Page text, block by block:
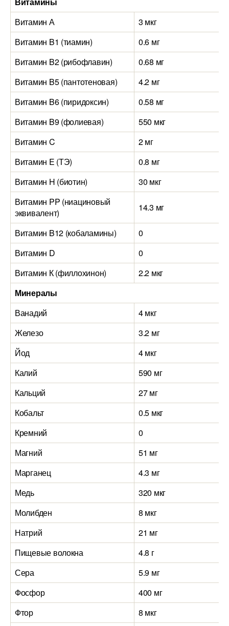
Витамин А
3 мкг
Витамин B1 (тиамин)
0.6 мг
Витамин B2 (рибофлавин)
0.68 мг
Витамин B5 (пантотеновая)
4.2 мг
Витамин B6 (пиридоксин)
0.58 мг
Витамин B9 (фолиевая)
550 мкг
Витамин C
2 мг
Витамин E (ТЭ)
0.8 мг
Витамин H (биотин)
30 мкг
Витамин PP (ниациновый
эквивалент)
14.3 мг
Витамин B12 (кобаламины)
0
Витамин D
0
Витамин К (филлохинон)
2.2 мкг
Минералы
Ванадий
4 мкг
Железо
3.2 мг
Йод
4 мкг
Калий
590 мг
Кальций
27 мг
Кобальт
0.5 мкг
Кремний
0
Магний
51 мг
Марганец
4.3 мг
Медь
320 мкг
Молибден
8 мкг
Натрий
21 мг
Пищевые волокна
4.8 г
Сера
5.9 мг
Фосфор
400 мг
Фтор
8 мкг